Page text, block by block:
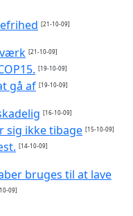
[21-10-09]
[21-10-09]
[19-10-09]
gå af [19-10-09]
[16-10-09]
sig ikke tibage [15-10-09]
[14-10-09]
bruges til at lave
09]